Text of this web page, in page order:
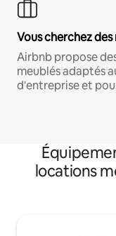
Vous cherchez
Airbnb propose
meublés adaptés
d'entreprise et
locations